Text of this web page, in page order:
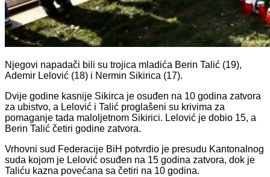
Njegovi napadači bili su trojica mladića Berin Talić (19),
Ademir Lelović (18) i Nermin Sikirica (17).
Dvije godine kasnije Sikirca je osuđen na 10 godina zatvora
za ubistvo, a Lelović i Talić proglašeni su krivima za
pomaganje tada maloljetnom Sikirici. Lelović je dobio 15, a
Berin Talić četiri godine zatvora.
Vrhovni sud Federacije BiH potvrdio je presudu Kantonalnog
suda kojom je Lelović osuđen na 15 godina zatvora, dok je
Taliću kazna povećana sa četiri na 10 godina.